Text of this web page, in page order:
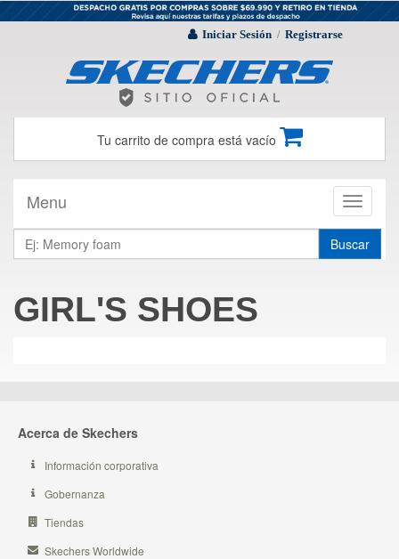
Iniciar Sesión / Registrarse
Tu carrito de compra está vacío
Toggle
Menu
Buscar
GIRL'S SHOES
Acerca de Skechers
Información corporativa
Gobernanza
Tiendas
Skechers Worldwide